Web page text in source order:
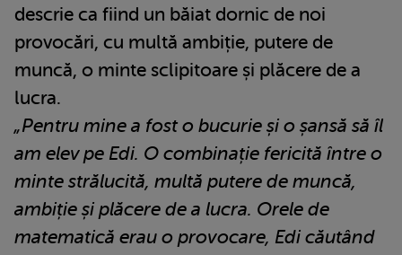
descrie ca fiind un băiat dornic de noi
provocări, cu multă ambiție, putere de
muncă, o minte sclipitoare și plăcere de a
lucra.
„Pentru mine a fost o bucurie și o șansă să îl
am elev pe Edi. O combinație fericită între o
minte strălucită, multă putere de muncă,
ambiție și plăcere de a lucra. Orele de
matematică erau o provocare, Edi căutând